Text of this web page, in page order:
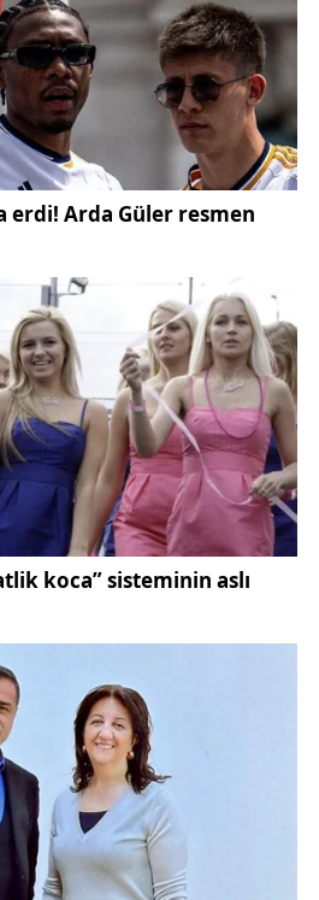
hareket ederek kamp
moralli olması, maç
da pozitif hale getirdi.
hem fiziksel dinlenme
maç gününe hazır hâle
Erzurumspor FK ile oynanacak
ve VAR sistemiyle ilgili
Federasyonu'nun resmi
tüm gelişmelerini, transfer
analizlerini ve özel
Sivasüzerinden takip